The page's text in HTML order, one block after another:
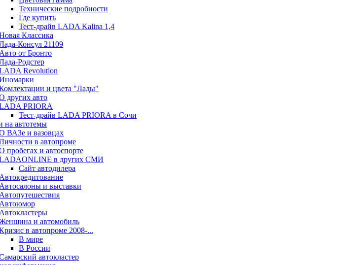
Технические подробности
Где купить
Тест-драйв LADA Kalina 1,4
Классика
Консул 21109
Авто от Бронто
Родстер
Revolution
и цвета "Лады"
других авто
PRIORA
Тест-драйв LADA PRIORA в Сочи
на автотемы
ВАЗе и вазовцах
в автопроме
пробегах и автоспорте
в других СМИ
Сайт автодилера
Автокредитование
Автосалоны и выставки
Автопутешествия
Автоюмор
Автокластеры
и автомобиль
в автопроме 2008-...
В мире
В России
автокластер